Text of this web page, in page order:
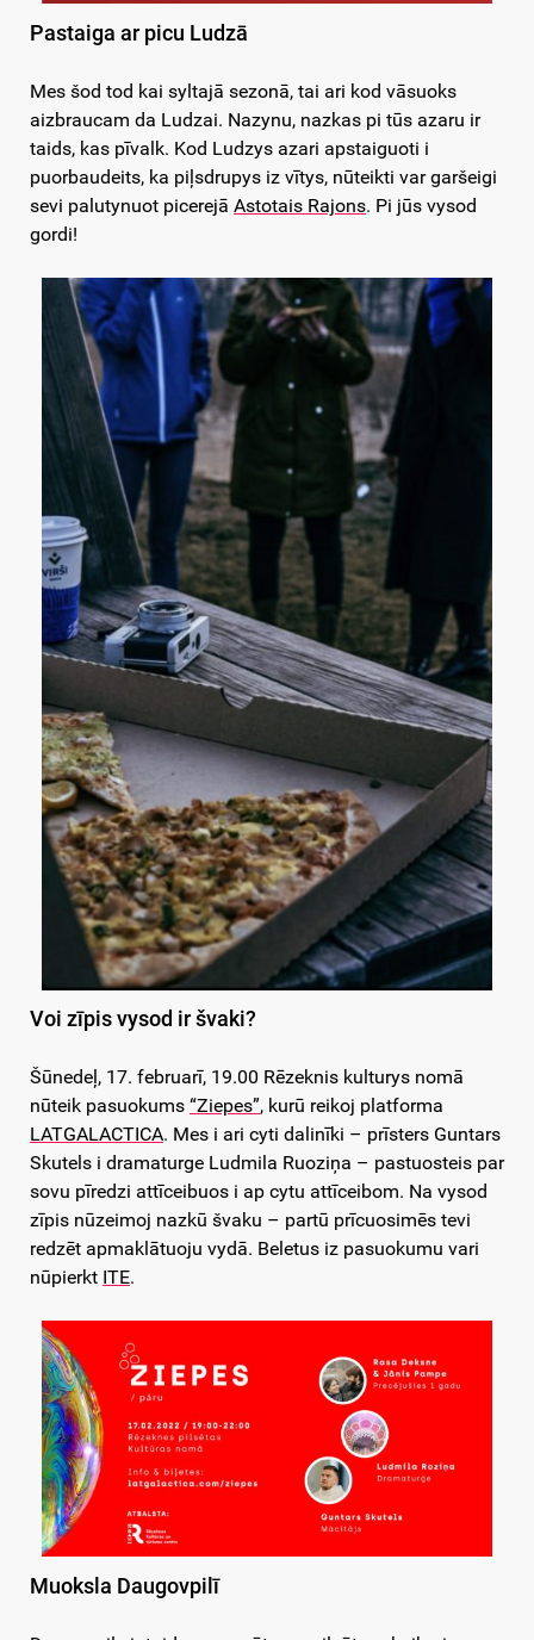
Pastaiga ar picu Ludzā
Mes šod tod kai syltajā sezonā, tai ari kod vāsuoks
aizbraucam da Ludzai. Nazynu, nazkas pi tūs azaru ir
taids, kas pīvalk. Kod Ludzys azari apstaiguoti i
puorbaudeits, ka piļsdrupys iz vītys, nūteikti var garšeigi
sevi palutynuot picerejā Astotais Rajons. Pi jūs vysod
gordi!
Voi zīpis vysod ir švaki?
Šūnedeļ, 17. februarī, 19.00 Rēzeknis kulturys nomā
nūteik pasuokums “Ziepes”, kurū reikoj platforma
LATGALACTICA. Mes i ari cyti dalinīki – prīsters Guntars
Skutels i dramaturge Ludmila Ruoziņa – pastuosteis par
sovu pīredzi attīceibuos i ap cytu attīceibom. Na vysod
zīpis nūzeimoj nazkū švaku – partū prīcuosimēs tevi
redzēt apmaklātuoju vydā. Beletus iz pasuokumu vari
nūpierkt ITE.
Muoksla Daugovpilī